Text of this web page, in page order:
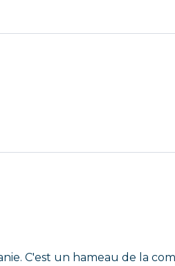
C'est un hameau de la